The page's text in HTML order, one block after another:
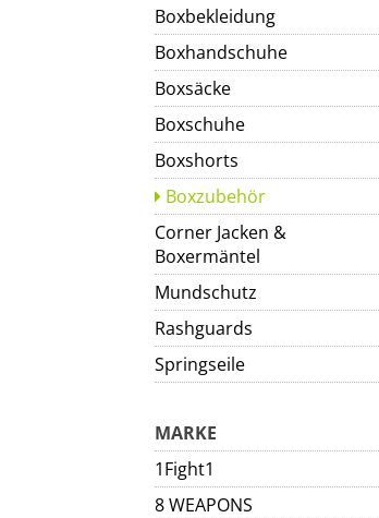
Boxbekleidung
Boxhandschuhe
Boxsäcke
Boxschuhe
Boxshorts
Boxzubehör
Corner Jacken &
Boxermäntel
Mundschutz
Rashguards
Springseile
MARKE
1Fight1
8 WEAPONS